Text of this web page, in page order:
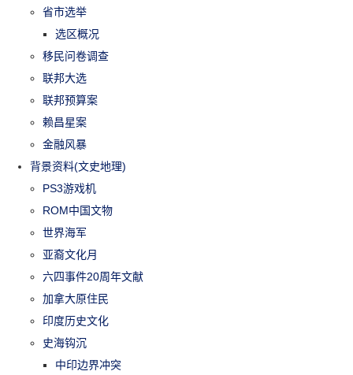
省市选举
选区概况
移民问卷调查
联邦大选
联邦预算案
赖昌星案
金融风暴
背景资料(文史地理)
PS3游戏机
ROM中国文物
世界海军
亚裔文化月
六四事件20周年文献
加拿大原住民
印度历史文化
史海钩沉
中印边界冲突